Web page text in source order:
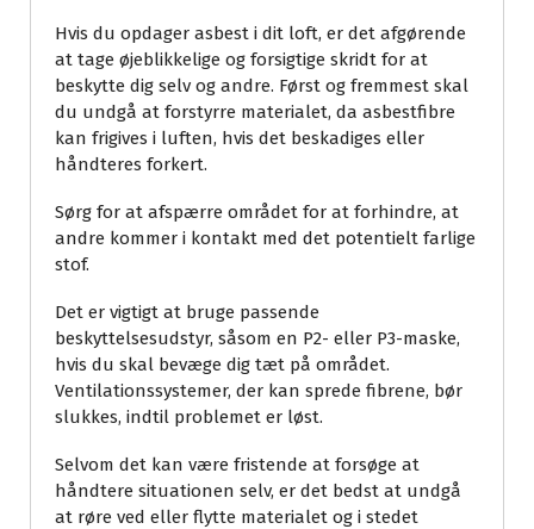
Hvis du opdager asbest i dit loft, er det afgørende
at tage øjeblikkelige og forsigtige skridt for at
beskytte dig selv og andre. Først og fremmest skal
du undgå at forstyrre materialet, da asbestfibre
kan frigives i luften, hvis det beskadiges eller
håndteres forkert.
Sørg for at afspærre området for at forhindre, at
andre kommer i kontakt med det potentielt farlige
stof.
Det er vigtigt at bruge passende
beskyttelsesudstyr, såsom en P2- eller P3-maske,
hvis du skal bevæge dig tæt på området.
Ventilationssystemer, der kan sprede fibrene, bør
slukkes, indtil problemet er løst.
Selvom det kan være fristende at forsøge at
håndtere situationen selv, er det bedst at undgå
at røre ved eller flytte materialet og i stedet